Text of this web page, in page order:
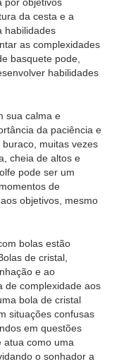
por objetivos
da cesta e a
habilidades
as complexidades
basquete pode,
habilidades
sua calma e
da paciência e
muitas vezes
cheia de altos e
pode ser um
de
objetivos, mesmo
bolas estão
de cristal,
e ao
de complexidade aos
bola de cristal
situações confusas
em questões
atua como uma
o sonhador a